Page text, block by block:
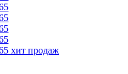
хит продаж